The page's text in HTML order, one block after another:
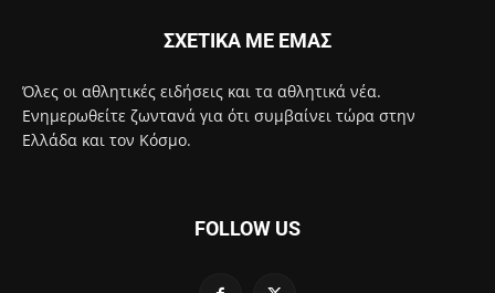
ΣΧΕΤΙΚΑ ΜΕ ΕΜΑΣ
Όλες οι αθλητικές ειδήσεις και τα αθλητικά νέα.
Ενημερωθείτε ζωντανά για ότι συμβαίνει τώρα στην
Ελλάδα και τον Κόσμο.
FOLLOW US